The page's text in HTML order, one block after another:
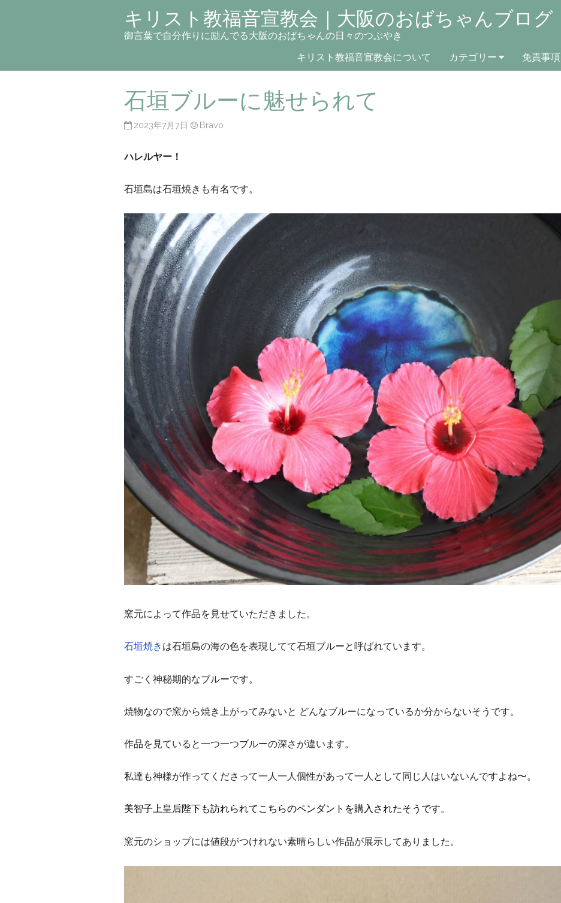
キリスト教福音宣教会｜大阪のおばちゃんブログ
御言葉で自分作りに励んでる大阪のおばちゃんの日々のつぶやき
キリスト教福音宣教会について カテゴリー 免責事項
石垣ブルーに魅せられて
2023年7月7日 Bravo
ハレルヤー！
石垣島は石垣焼きも有名です。
窯元によって作品を見せていただきました。
石垣焼き は石垣島の海の色を表現してて石垣ブルーと呼ばれています。
すごく神秘期的なブルーです。
焼物なので窯から焼き上がってみないと どんなブルーになっているか分からないそうです。
作品を見ていると一つ一つブルーの深さが違います。
私達も神様が作ってくださって一人一人個性があって一人として同じ人はいないんですよね〜。
美智子上皇后陛下も訪れられてこちらのペンダントを購入されたそうです。
窯元のショップには値段がつけれない素晴らしい作品が展示してありました。